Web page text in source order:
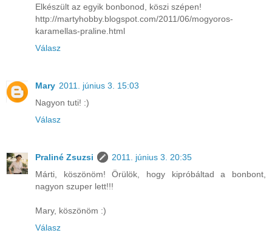
Elkészült az egyik bonbonod, köszi szépen!
http://martyhobby.blogspot.com/2011/06/mogyoros-
karamellas-praline.html
Válasz
Mary 2011. június 3. 15:03
Nagyon tuti! :)
Válasz
Praliné Zsuzsi
2011. június 3. 20:35
Márti, köszönöm! Örülök, hogy kipróbáltad a bonbont,
nagyon szuper lett!!!
Mary, köszönöm :)
Válasz